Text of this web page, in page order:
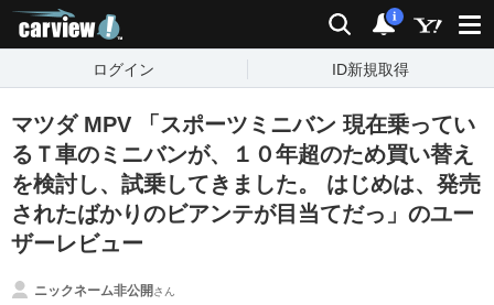
検索 通知
i
ログイン ID新規取得
マツダ MPV 「スポーツミニバン 現在乗ってい
るＴ車のミニバンが、１０年超のため買い替え
を検討し、試乗してきました。 はじめは、発売
されたばかりのビアンテが目当てだっ」のユー
ザーレビュー
ニックネーム非公開さん